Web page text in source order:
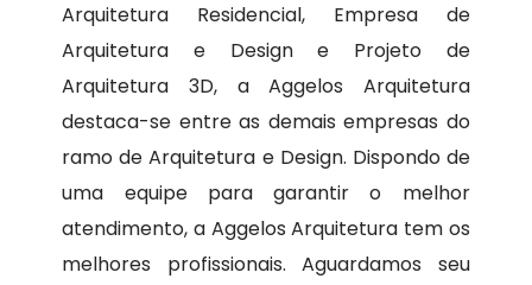
Arquitetura Residencial, Empresa de
Arquitetura e Design e Projeto de
Arquitetura 3D, a Aggelos Arquitetura
destaca-se entre as demais empresas do
ramo de Arquitetura e Design. Dispondo de
uma equipe para garantir o melhor
atendimento, a Aggelos Arquitetura tem os
melhores profissionais. Aguardamos seu